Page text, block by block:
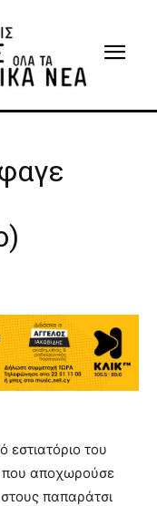
εστιατόριο του
που αποχωρούσε
παπαράτσι